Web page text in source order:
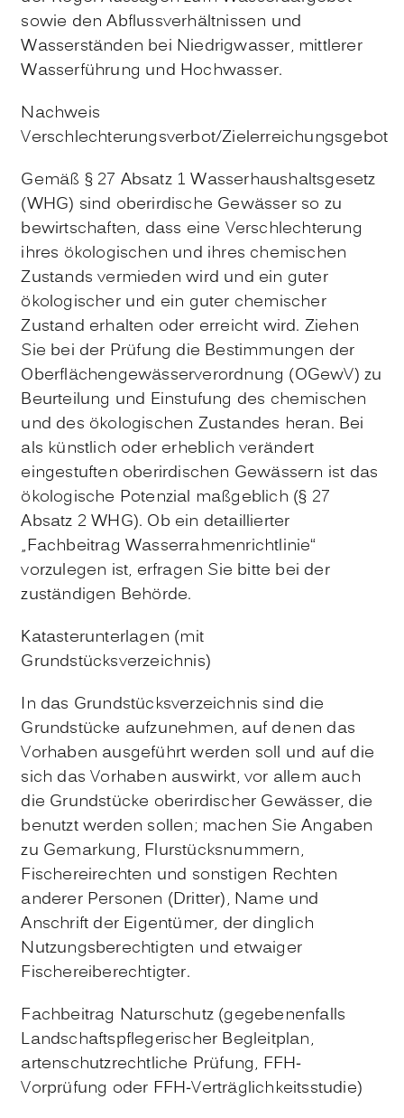
sowie den Abflussverhältnissen und
Wasserständen bei Niedrigwasser, mittlerer
Wasserführung und Hochwasser.
Nachweis
Verschlechterungsverbot/Zielerreichungsgebot
Gemäß § 27 Absatz 1 Wasserhaushaltsgesetz
(WHG) sind oberirdische Gewässer so zu
bewirtschaften, dass eine Verschlechterung
ihres ökologischen und ihres chemischen
Zustands vermieden wird und ein guter
ökologischer und ein guter chemischer
Zustand erhalten oder erreicht wird. Ziehen
Sie bei der Prüfung die Bestimmungen der
Oberflächengewässerverordnung (OGewV) zu
Beurteilung und Einstufung des chemischen
und des ökologischen Zustandes heran. Bei
als künstlich oder erheblich verändert
eingestuften oberirdischen Gewässern ist das
ökologische Potenzial maßgeblich (§ 27
Absatz 2 WHG). Ob ein detaillierter
„Fachbeitrag Wasserrahmenrichtlinie“
vorzulegen ist, erfragen Sie bitte bei der
zuständigen Behörde.
Katasterunterlagen (mit
Grundstücksverzeichnis)
In das Grundstücksverzeichnis sind die
Grundstücke aufzunehmen, auf denen das
Vorhaben ausgeführt werden soll und auf die
sich das Vorhaben auswirkt, vor allem auch
die Grundstücke oberirdischer Gewässer, die
benutzt werden sollen; machen Sie Angaben
zu Gemarkung, Flurstücksnummern,
Fischereirechten und sonstigen Rechten
anderer Personen (Dritter), Name und
Anschrift der Eigentümer, der dinglich
Nutzungsberechtigten und etwaiger
Fischereiberechtigter.
Fachbeitrag Naturschutz (gegebenenfalls
Landschaftspflegerischer Begleitplan,
artenschutzrechtliche Prüfung, FFH-
Vorprüfung oder FFH-Verträglichkeitsstudie)